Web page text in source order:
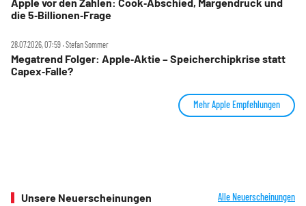
Apple vor den Zahlen: Cook‑Abschied, Margendruck und
die 5‑Billionen‑Frage
28.07.2026, 07:59 ‧ Stefan Sommer
Megatrend Folger: Apple‑Aktie – Speicherchipkrise statt
Capex‑Falle?
Mehr Apple Empfehlungen
Unsere Neuerscheinungen Alle Neuerscheinungen